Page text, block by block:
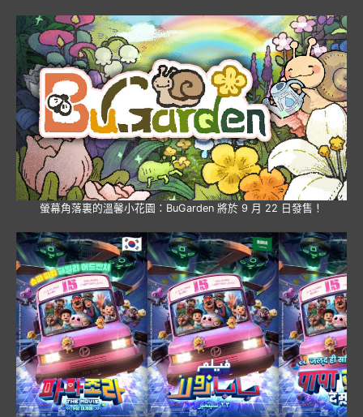
螢幕角落裏的溫馨小花園：BuGarden 將於 9 月 22 日發售！